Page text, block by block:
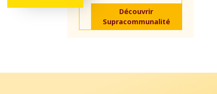
Découvrir
Supracommunalité